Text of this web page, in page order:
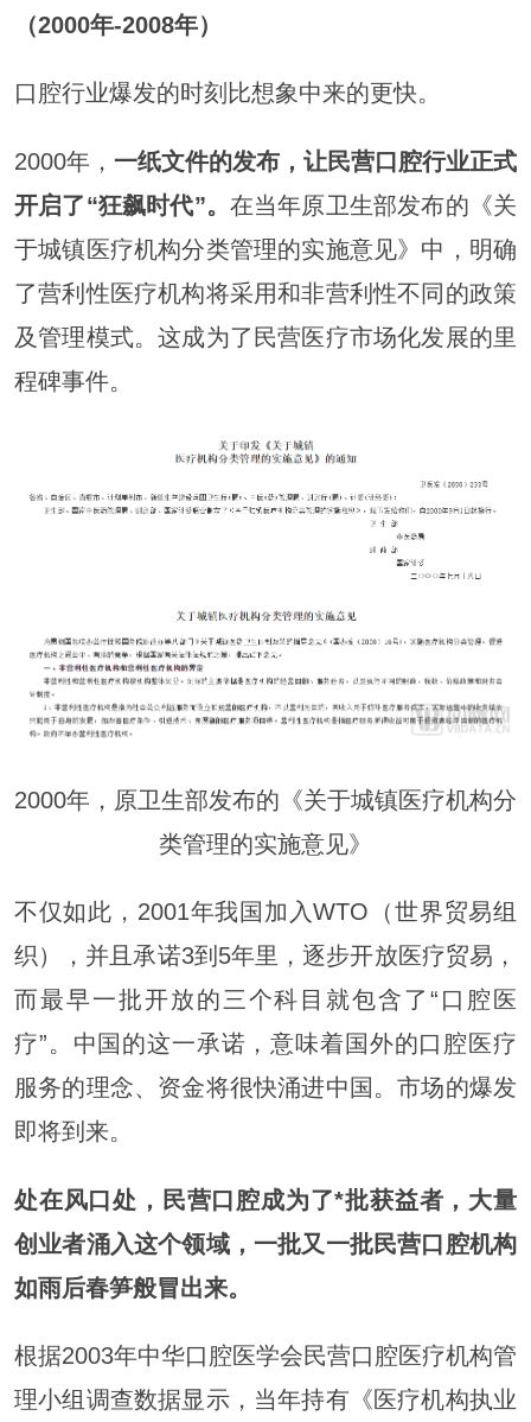
（2000年-2008年）
口腔行业爆发的时刻比想象中来的更快。
2000年， 一纸文件的发布，让民营口腔行业正式
开启了“狂飙时代”。 在当年原卫生部发布的《关
于城镇医疗机构分类管理的实施意见》中，明确
了营利性医疗机构将采用和非营利性不同的政策
及管理模式。这成为了民营医疗市场化发展的里
程碑事件。
2000年，原卫生部发布的《关于城镇医疗机构分
类管理的实施意见》
不仅如此，2001年我国加入WTO（世界贸易组
织），并且承诺3到5年里，逐步开放医疗贸易，
而最早一批开放的三个科目就包含了“口腔医
疗”。中国的这一承诺，意味着国外的口腔医疗
服务的理念、资金将很快涌进中国。市场的爆发
即将到来。
处在风口处，民营口腔成为了*批获益者，大量
创业者涌入这个领域，一批又一批民营口腔机构
如雨后春笋般冒出来。
根据2003年中华口腔医学会民营口腔医疗机构管
理小组调查数据显示，当年持有《医疗机构执业